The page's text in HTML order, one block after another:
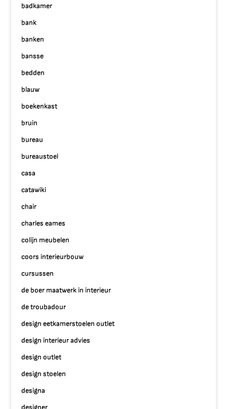
badkamer
bank
banken
bansse
bedden
blauw
boekenkast
bruin
bureau
bureaustoel
casa
catawiki
chair
charles eames
colijn meubelen
coors interieurbouw
cursussen
de boer maatwerk in interieur
de troubadour
design eetkamerstoelen outlet
design interieur advies
design outlet
design stoelen
designa
designer